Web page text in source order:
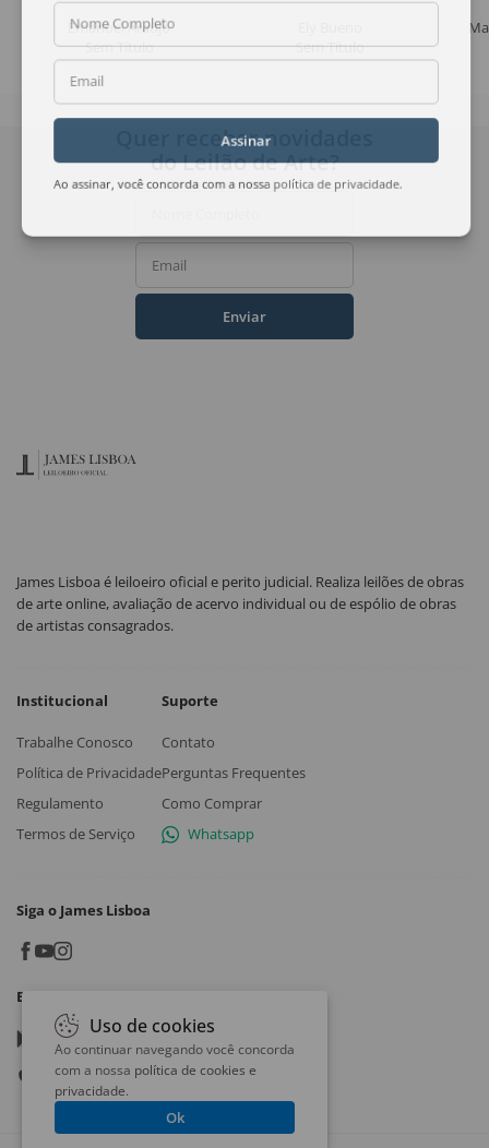
Emanoel Araújo
Sem Título
Sem Título
Nome Completo
Email
Assinar
Ao assinar, você concorda com a nossa política de privacidade
Quer receber novidades
do Leilão de Arte?
Email
Enviar
James Lisboa é leiloeiro oficial e perito judicial. Realiza leilões de obras
de arte online, avaliação de acervo individual ou de espólio de obras
de artistas consagrados.
Institucional
Trabalhe Conosco
Política de Privacidade
Regulamento
Termos de Serviço
Suporte
Contato
Perguntas Frequentes
Como Comprar
Whatsapp
Siga o James Lisboa
Baixe o App
Google play
App store
Uso de cookies
Ao continuar navegando você concorda
com a nossa política de cookies e
privacidade.
Ok